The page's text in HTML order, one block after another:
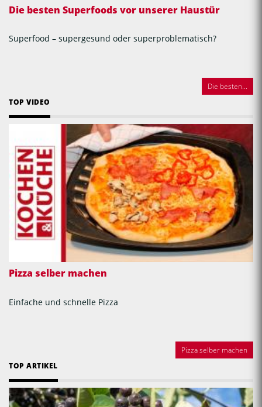
Die besten Superfoods vor unserer Haustür
Superfood – supergesund oder superproblematisch?
Die besten...
TOP VIDEO
Pizza selber machen
Einfache und schnelle Pizza
Pizza selber machen
TOP ARTIKEL